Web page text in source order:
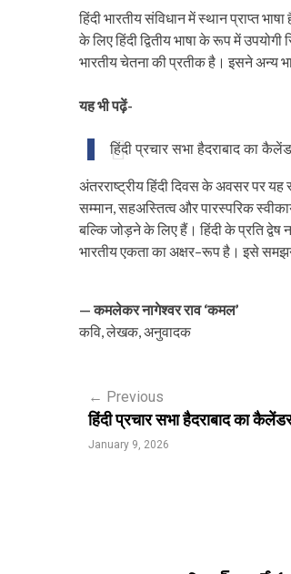
हिंदी भारतीय संविधान में स्थान प्राप्त
के लिए हिंदी द्वितीय भाषा के रूप में
भारतीय चेतना की प्रतीक है। इसने अन्य
यह भी पढ़ें-
हिंदी प्रचार सभा हैदराबाद का
अंतरराष्ट्रीय हिंदी दिवस के अवसर पर
सम्मान, सहअस्तित्व और पारस्परिक
बल्कि जोड़ने के लिए हैं। हिंदी के प्रति
भारतीय एकता का अक्षर–रूप है। इसे
— कमलेकर नागेश्वर राव ‘कमल’
कवि, लेखक, अनुवादक
P
o
← Previous
हिंदी प्रचार सभा हैदराबाद का
January 9, 2026